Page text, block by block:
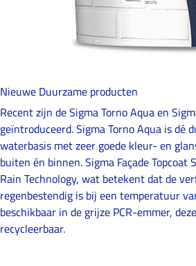
Nieuwe Duurzame producten
Recent zijn de Sigma Torno Aqua en
geïntroduceerd. Sigma Torno Aqua is dé
waterbasis met zeer goede kleur- en
buiten én binnen. Sigma Façade Topcoat
Rain Technology, wat betekent dat de
regenbestendig is bij een temperatuur
beschikbaar in de grijze PCR-emmer,
recycleerbaar.